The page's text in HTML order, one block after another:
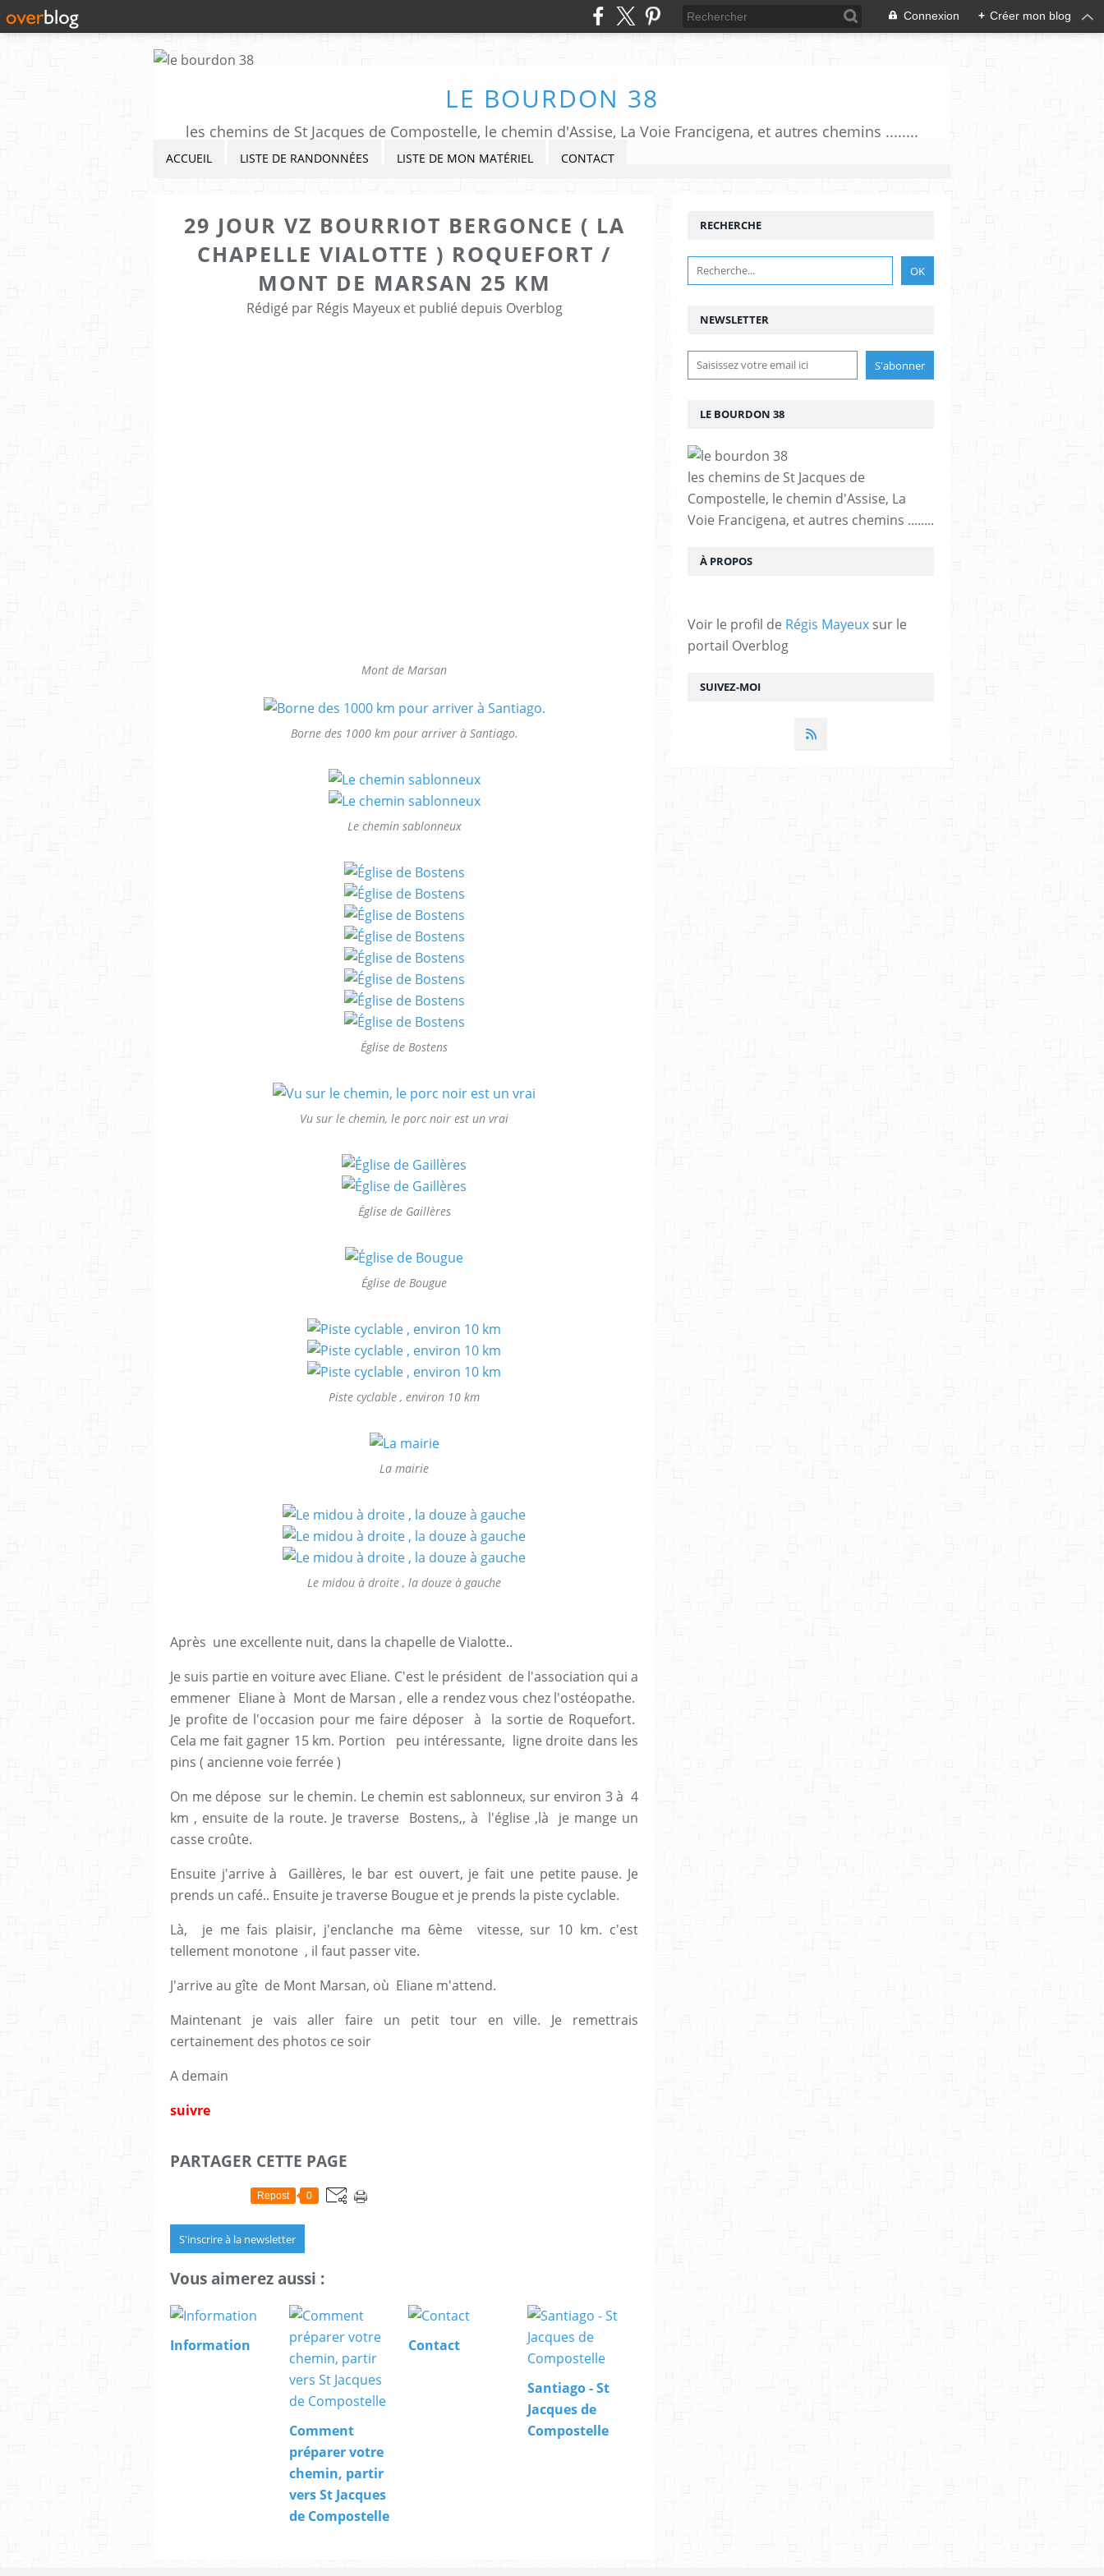
Connexion + Créer mon blog
LE BOURDON 38
les chemins de St Jacques de Compostelle, le chemin d'Assise, La Voie Francigena, et autres chemins ........
ACCUEIL LISTE DE RANDONNÉES LISTE DE MON MATÉRIEL CONTACT
29 JOUR VZ BOURRIOT BERGONCE ( LA
CHAPELLE VIALOTTE ) ROQUEFORT /
MONT DE MARSAN 25 KM
Rédigé par Régis Mayeux et publié depuis Overblog
Mont de Marsan
Borne des 1000 km pour arriver à Santiago.
Le chemin sablonneux
Église de Bostens
Vu sur le chemin, le porc noir est un vrai
Église de Gaillères
Église de Bougue
Piste cyclable , environ 10 km
La mairie
Le midou à droite , la douze à gauche
Après une excellente nuit, dans la chapelle de Vialotte..
Je suis partie en voiture avec Eliane. C'est le président de l'association qui a
emmener Eliane à Mont de Marsan , elle a rendez vous chez l'ostéopathe.
Je profite de l'occasion pour me faire déposer à la sortie de Roquefort.
Cela me fait gagner 15 km. Portion peu intéressante, ligne droite dans les
pins ( ancienne voie ferrée )
On me dépose sur le chemin. Le chemin est sablonneux, sur environ 3 à 4
km , ensuite de la route. Je traverse Bostens,, à l'église ,là je mange un
casse croûte.
Ensuite j'arrive à Gaillères, le bar est ouvert, je fait une petite pause. Je
prends un café.. Ensuite je traverse Bougue et je prends la piste cyclable.
Là, je me fais plaisir, j'enclanche ma 6ème vitesse, sur 10 km. c'est
tellement monotone , il faut passer vite.
J'arrive au gîte de Mont Marsan, où Eliane m'attend.
Maintenant je vais aller faire un petit tour en ville. Je remettrais
certainement des photos ce soir
A demain
suivre
PARTAGER CETTE PAGE
Repost 0
S'inscrire à la newsletter
Vous aimerez aussi :
Information
Comment
préparer votre
chemin, partir
vers St Jacques
de Compostelle
Contact
Santiago - St
Jacques de
Compostelle
NEWSLETTER
SUIVEZ-MOI
RECHERCHE
LE BOURDON 38
les chemins de St Jacques de
Compostelle, le chemin d'Assise, La
Voie Francigena, et autres chemins ........
À PROPOS
Voir le profil de Régis Mayeux sur le
portail Overblog